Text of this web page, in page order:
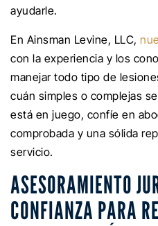
ayudarle.
En Ainsman Levine, LLC,
con la experiencia y los
manejar todo tipo de
cuán simples o complejas
está en juego, confíe en
comprobada y una sólida
servicio.
ASESORAMIENTO
CONFIANZA PARA